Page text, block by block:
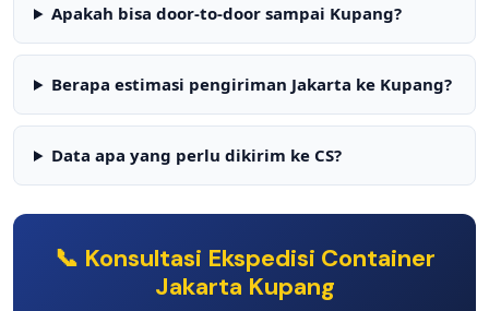
Apakah bisa door-to-door sampai Kupang?
Berapa estimasi pengiriman Jakarta ke Kupang?
Data apa yang perlu dikirim ke CS?
📞 Konsultasi Ekspedisi Container
Jakarta Kupang